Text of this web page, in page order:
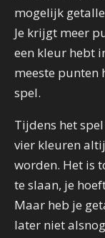
mogelijk
Je krijgt meer
een kleur hebt
meeste punten
spel.
Tijdens het
vier kleuren
worden. Het is
te slaan, je
Maar heb je
later niet